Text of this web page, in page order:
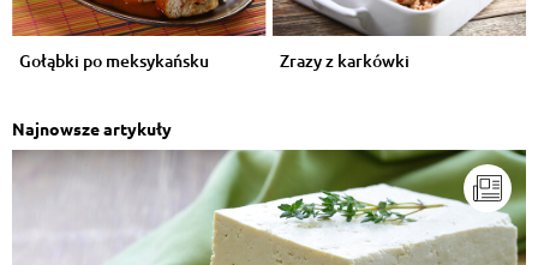
Gołąbki po meksykańsku Zrazy z karkówki
Najnowsze artykuły